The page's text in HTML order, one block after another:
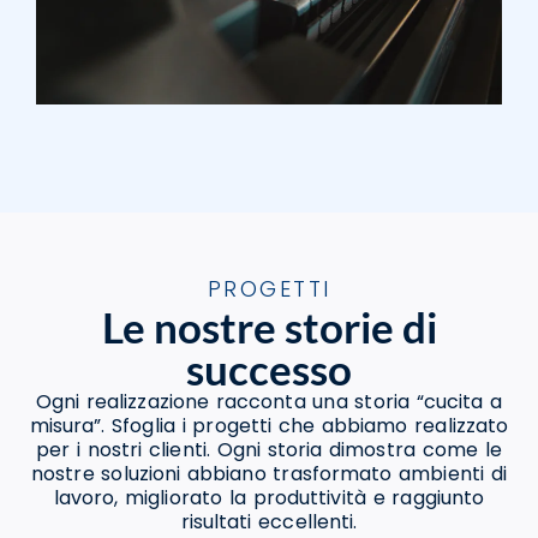
PROGETTI
Le nostre storie di
successo
Ogni realizzazione racconta una storia “cucita a
misura”. Sfoglia i progetti che abbiamo realizzato
per i nostri clienti. Ogni storia dimostra come le
nostre soluzioni abbiano trasformato ambienti di
lavoro, migliorato la produttività e raggiunto
risultati eccellenti.